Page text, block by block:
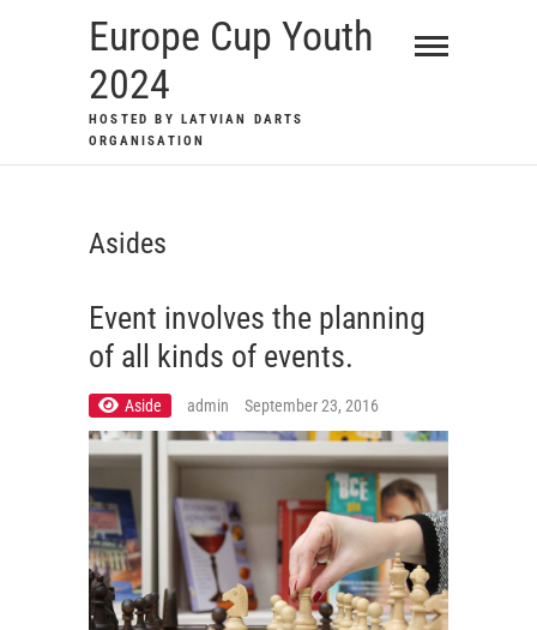
Europe Cup Youth
2024
HOSTED BY LATVIAN DARTS
ORGANISATION
Asides
Event involves the planning
of all kinds of events.
Aside admin September 23, 2016